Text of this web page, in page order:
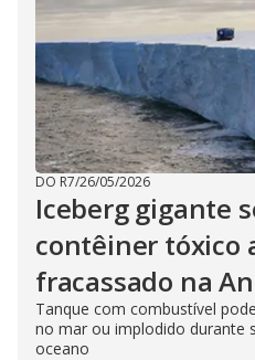
DO R7/26/05/2026
Iceberg gigante
contêiner tóxico
fracassado na
Tanque com combustível
no mar ou implodido durante
oceano